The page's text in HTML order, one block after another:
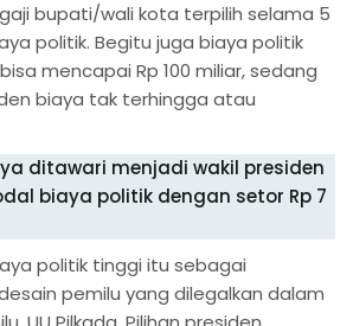
bupati/wali kota terpilih selama 5
politik. Begitu juga biaya politik
mencapai Rp 100 miliar, sedang
biaya tak terhingga atau
ditawari menjadi wakil presiden
biaya politik dengan setor Rp 7
politik tinggi itu sebagai
pemilu yang dilegalkan dalam